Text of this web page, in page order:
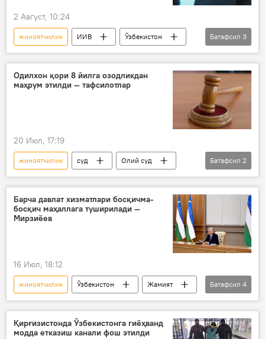
2 Август, 10:24
жиноятчилик ИИВ
Ўзбекистон
хавфсизлик
гиёҳванд моддаларга қарши
Батафсил 3
Одилхон қори 8 йилга озодликдан
маҳрум этилди — тафсилотлар
20 Июл, 17:19
жиноятчилик суд
Олий суд
Наманган вилояти
Жамият
Батафсил 2
Барча давлат хизматлари босқичма-
босқич маҳаллага туширилади —
Мирзиёев
16 Июл, 18:12
жиноятчилик Ўзбекистон
Жамият
маҳалла
Шавкат Мирзиёев
Солиқ
имтиёз
Батафсил 4
Қирғизистонда Ўзбекистонга гиёҳванд
модда етказиш канали фош этилди